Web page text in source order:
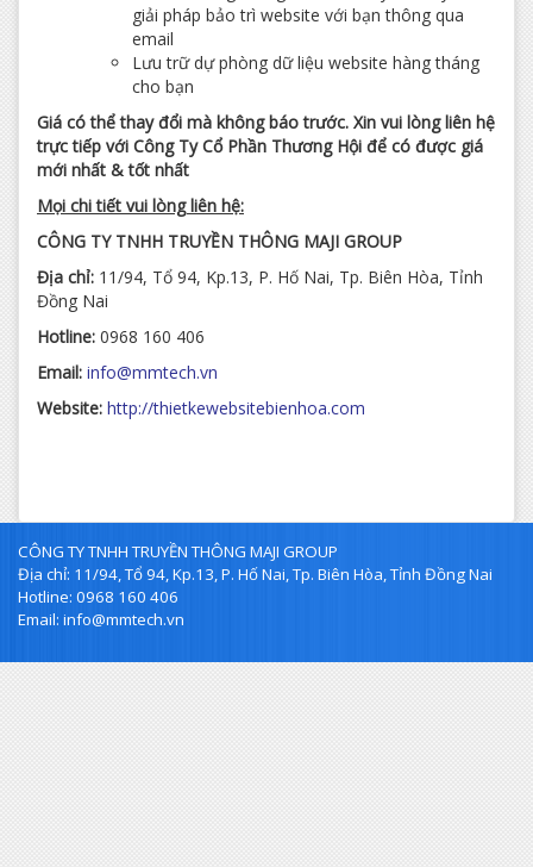
giải pháp bảo trì website với bạn thông qua
email
Lưu trữ dự phòng dữ liệu website hàng tháng
cho bạn
Giá có thể thay đổi mà không báo trước. Xin vui lòng liên hệ
trực tiếp với Công Ty Cổ Phần Thương Hội để có được giá
mới nhất & tốt nhất
Mọi chi tiết vui lòng liên hệ:
CÔNG TY TNHH TRUYỀN THÔNG MAJI GROUP
Địa chỉ: 11/94, Tổ 94, Kp.13, P. Hố Nai, Tp. Biên Hòa, Tỉnh
Đồng Nai
Hotline: 0968 160 406
Email: info@mmtech.vn
Website: http://thietkewebsitebienhoa.com
CÔNG TY TNHH TRUYỀN THÔNG MAJI GROUP
Địa chỉ: 11/94, Tổ 94, Kp.13, P. Hố Nai, Tp. Biên Hòa, Tỉnh Đồng Nai
Hotline: 0968 160 406
Email: info@mmtech.vn